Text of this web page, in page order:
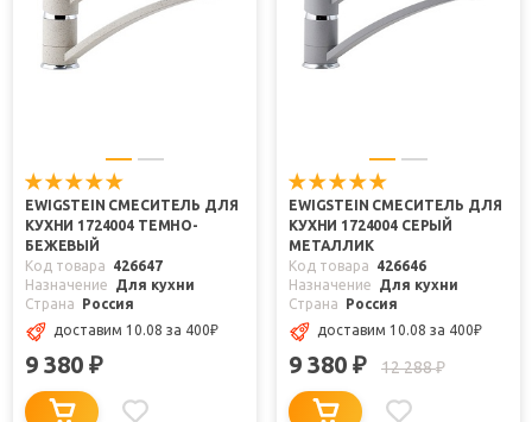
EWIGSTEIN СМЕСИТЕЛЬ ДЛЯ
КУХНИ 1724004 ТЕМНО-
БЕЖЕВЫЙ
Код товара
426647
Назначение
Для кухни
Страна
Россия
доставим 10.08 за 400₽
9 380 ₽
EWIGSTEIN СМЕСИТЕЛЬ ДЛЯ
КУХНИ 1724004 СЕРЫЙ
МЕТАЛЛИК
Код товара
426646
Назначение
Для кухни
Страна
Россия
доставим 10.08 за 400₽
9 380 ₽ 12 288₽